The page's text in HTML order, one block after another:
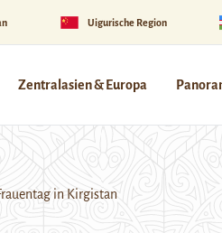
Uigurische Region
Zentralasien & Europa
in Kirgistan